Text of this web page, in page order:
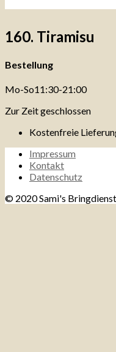
160. Tiramisu
Bestellung
Mo-So11:30-21:00
Zur Zeit geschlossen
Kostenfreie
Impressum
Kontakt
Datenschutz
© 2020 Sami's